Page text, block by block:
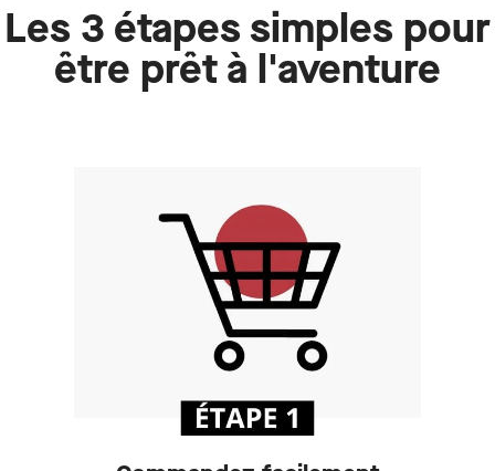
Les 3 étapes simples pour
être prêt à l'aventure